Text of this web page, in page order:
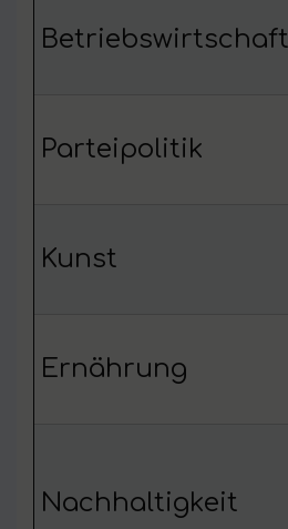
Betriebswirtschaft
Parteipolitik
Kunst
Ernährung
Nachhaltigkeit